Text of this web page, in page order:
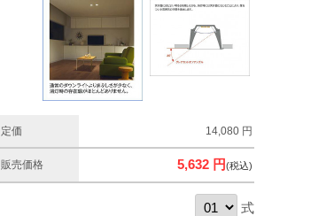
定価 14,080 円
販売価格 5,632 円(税込)
式